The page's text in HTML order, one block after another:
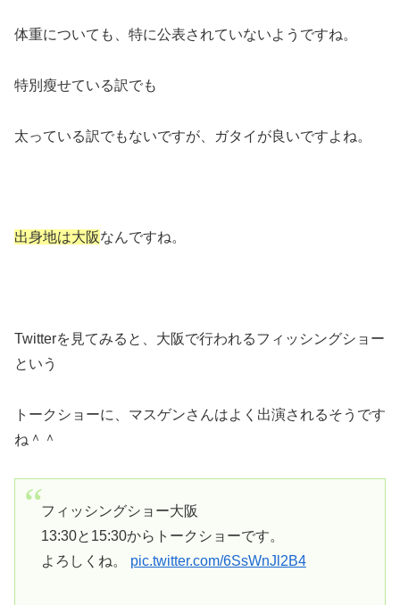
体重についても、特に公表されていないようですね。
特別瘦せている訳でも
太っている訳でもないですが、ガタイが良いですよね。
出身地は大阪なんですね。
Twitterを見てみると、大阪で行われるフィッシングショー
という
トークショーに、マスゲンさんはよく出演されるそうです
ね＾＾
フィッシングショー大阪
13:30と15:30からトークショーです。
よろしくね。 pic.twitter.com/6SsWnJl2B4